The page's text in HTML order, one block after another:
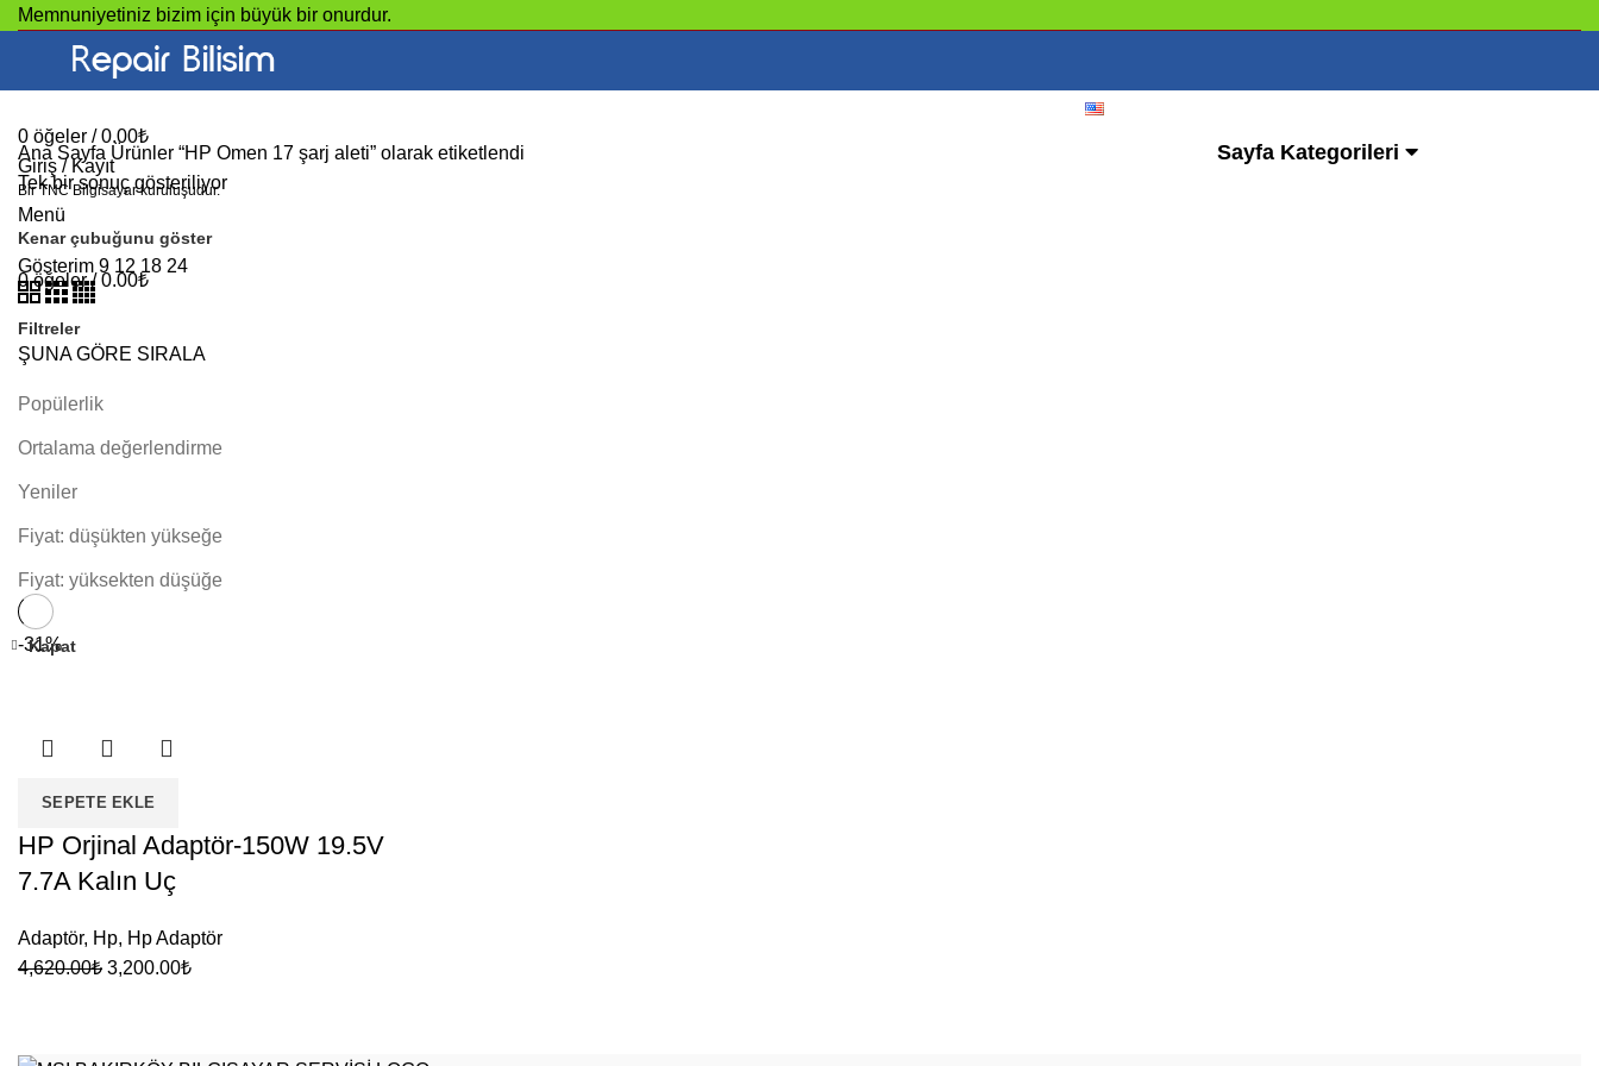
Memnuniyetiniz bizim için büyük bir onurdur.
0 öğeler / 0.00₺
Giriş / Kayıt
Bir TNC Bilgisayar kuruluşudur.
Menü
0öğeler / 0.00₺
Sayfa Kategorileri
Ana Sayfa Ürünler “HP Omen 17 şarj aleti” olarak etiketlendi
Tek bir sonuç gösteriliyor
Kenar çubuğunu göster
Gösterim 9 12 18 24
Filtreler
ŞUNA GÖRE SIRALA
Popülerlik
Ortalama değerlendirme
Yeniler
Fiyat: düşükten yükseğe
Fiyat: yüksekten düşüğe
-31%
SEPETE EKLE
Kapat
HP Orjinal Adaptör-150W 19.5V
7.7A Kalın Uç
Adaptör, Hp, Hp Adaptör
4,620.00₺ Orijinal
3,200.00₺Şu